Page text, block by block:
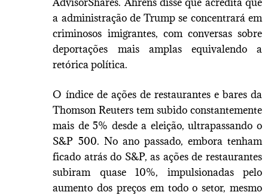
a administração de Trump se concentrará em
criminosos imigrantes, com conversas sobre
deportações mais amplas equivalendo a
retórica política.
O índice de ações de restaurantes e bares da
Thomson Reuters tem subido constantemente
mais de 5% desde a eleição, ultrapassando o
S&P 500. No ano passado, embora tenham
ficado atrás do S&P, as ações de restaurantes
subiram quase 10%, impulsionadas pelo
aumento dos preços em todo o setor, mesmo